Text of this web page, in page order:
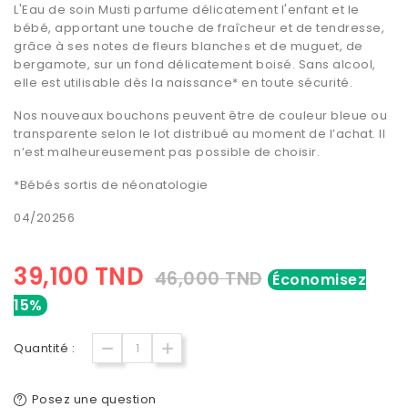
L'Eau de soin Musti parfume délicatement l'enfant et le
bébé, apportant une touche de fraîcheur et de tendresse,
grâce à ses notes de fleurs blanches et de muguet, de
bergamote, sur un fond délicatement boisé. Sans alcool,
elle est utilisable dès la naissance* en toute sécurité.
Nos nouveaux bouchons peuvent être de couleur bleue ou
transparente selon le lot distribué au moment de l’achat. Il
n’est malheureusement pas possible de choisir.
*Bébés sortis de néonatologie
04/20256
39,100 TND 46,000 TND Économisez
15%
Quantité :
Posez une question